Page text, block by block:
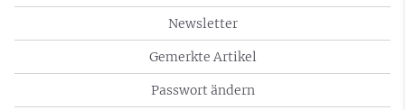
Newsletter
Gemerkte Artikel
Passwort ändern